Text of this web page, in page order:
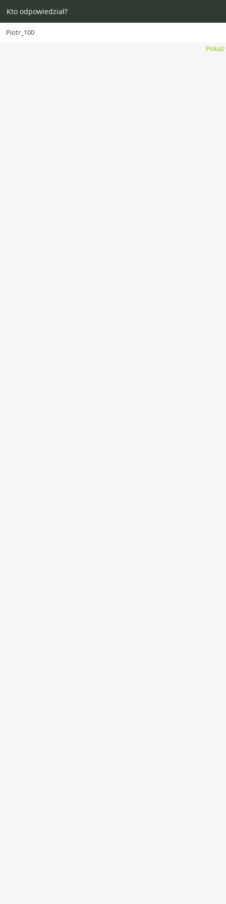
Kto odpowiedział?
Piotr_100